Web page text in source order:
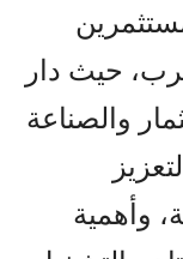
حيث دار
والصناعة
وأهمية